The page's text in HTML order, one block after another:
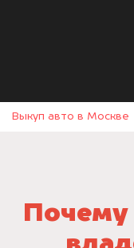
Выкуп авто в Москве